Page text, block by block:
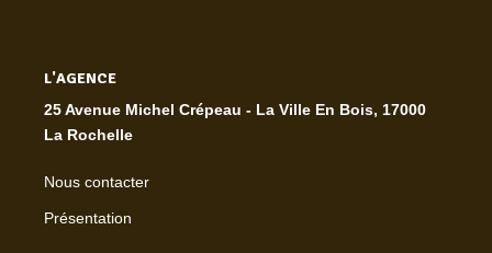
L'AGENCE
25 Avenue Michel Crépeau - La Ville En Bois, 17000
La Rochelle
Nous contacter
Présentation